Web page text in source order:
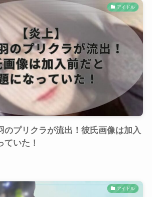
アイドル
のプリクラが流出！彼氏画像は加入
いた！
アイドル